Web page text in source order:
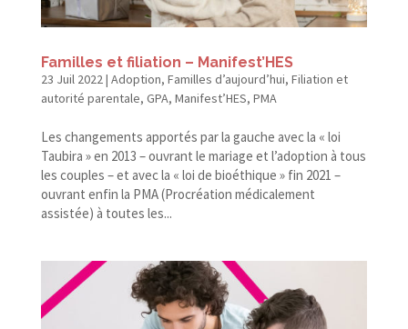
Familles et filiation – Manifest’HES
23 Juil 2022 | Adoption, Familles d’aujourd’hui, Filiation et
autorité parentale, GPA, Manifest’HES, PMA
Les changements apportés par la gauche avec la « loi
Taubira » en 2013 – ouvrant le mariage et l’adoption à tous
les couples – et avec la « loi de bioéthique » fin 2021 –
ouvrant enfin la PMA (Procréation médicalement
assistée) à toutes les...